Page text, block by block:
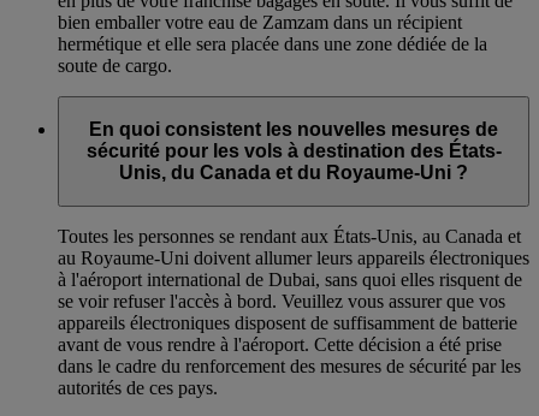
bien emballer votre eau de Zamzam dans un récipient
hermétique et elle sera placée dans une zone dédiée de la
soute de cargo.
En quoi consistent les nouvelles mesures de
sécurité pour les vols à destination des États-
Unis, du Canada et du Royaume-Uni ?
Toutes les personnes se rendant aux États-Unis, au Canada et
au Royaume-Uni doivent allumer leurs appareils électroniques
à l'aéroport international de Dubai, sans quoi elles risquent de
se voir refuser l'accès à bord. Veuillez vous assurer que vos
appareils électroniques disposent de suffisamment de batterie
avant de vous rendre à l'aéroport. Cette décision a été prise
dans le cadre du renforcement des mesures de sécurité par les
autorités de ces pays.